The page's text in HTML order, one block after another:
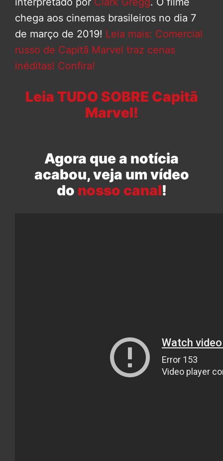
chega aos cinemas brasileiros no dia 7
de março de 2019! Leia mais: Comercial
russo de Capitã Marvel traz cenas
inéditas! Confira!
Leia TUDO SOBRE Capitã
Marvel!
Agora que a notícia
acabou, veja um vídeo
do nosso canal!